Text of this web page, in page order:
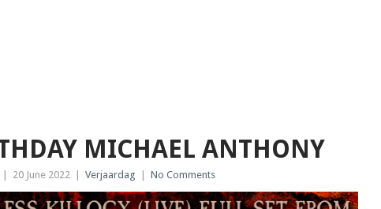
MICHAEL ANTHONY
20 June 2022 Verjaardag No Comments